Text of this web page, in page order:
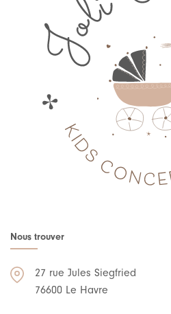
Nous trouver
27 rue Jules Siegfried
76600 Le Havre